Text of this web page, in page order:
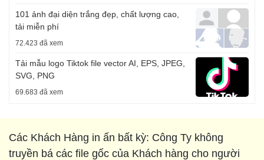
101 ảnh đại diện trắng đẹp, chất lượng cao,
tải miễn phí
72.423 đã xem
Tải mẫu logo Tiktok file vector AI, EPS, JPEG,
SVG, PNG
69.683 đã xem
Các Khách Hàng in ấn bất kỳ: Công Ty không
truyền bá các file gốc của Khách hàng cho người